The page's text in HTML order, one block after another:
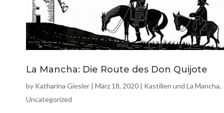
La Mancha: Die Route des Don Quijote
by Katharina Giesler März 18, 2020 Kastilien und La Mancha,
Uncategorized